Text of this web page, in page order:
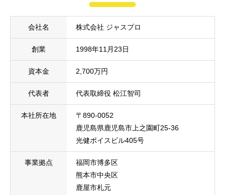
会社名 株式会社 ジャスプロ
創業 1998年11月23日
資本金 2,700万円
代表者 代表取締役 松江智司
本社所在地
〒890-0052
鹿児島県鹿児島市上之園町25-36
光健ボイスビル405号
事業拠点
福岡市博多区
熊本市中央区
鹿屋市札元